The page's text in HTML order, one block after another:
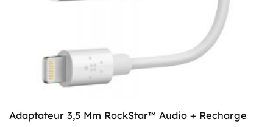
Adaptateur 3,5 Mm RockStar™ Audio + Recharge